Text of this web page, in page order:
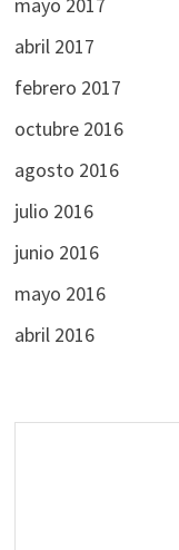
abril 2017
febrero 2017
octubre 2016
agosto 2016
julio 2016
junio 2016
mayo 2016
abril 2016